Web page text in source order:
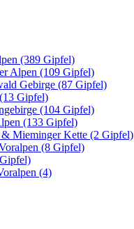
(389 Gipfel)
Alpen (109 Gipfel)
Gebirge (87 Gipfel)
Gipfel)
(104 Gipfel)
(133 Gipfel)
& Mieminger Kette (2 Gipfel)
(8 Gipfel)
(4)